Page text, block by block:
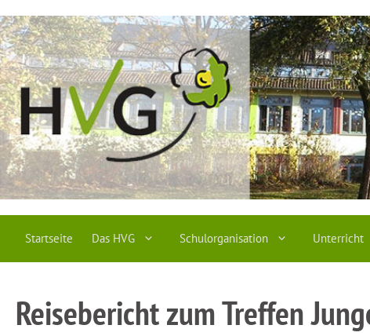
Inhalt
springen
Startseite Das HVG Schulorganisation Unterricht
Reisebericht zum Treffen